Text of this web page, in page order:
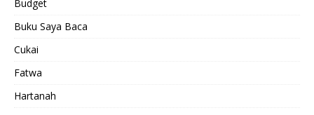
Budget
Buku Saya Baca
Cukai
Fatwa
Hartanah